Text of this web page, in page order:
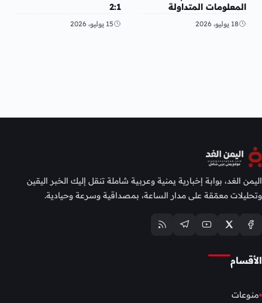
المعلومات المتداولة
“مختلقة”
18 يوليو، 2026
2:1
15 يوليو، 2026
اليمن الغد، بوابة إخبارية يمنية وعربية شاملة تنقل إليك الخبر اليقين
وتحليلات معمّقة على مدار الساعة، بمصداقية وسرعة وحيادية.
الأقسام
منوعات